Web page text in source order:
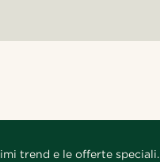
trend e le offerte speciali.